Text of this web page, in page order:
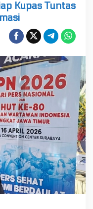
Kupas Tuntas